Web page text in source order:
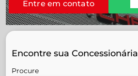
Entre em contato
Encontre sua Concessionária
Procure